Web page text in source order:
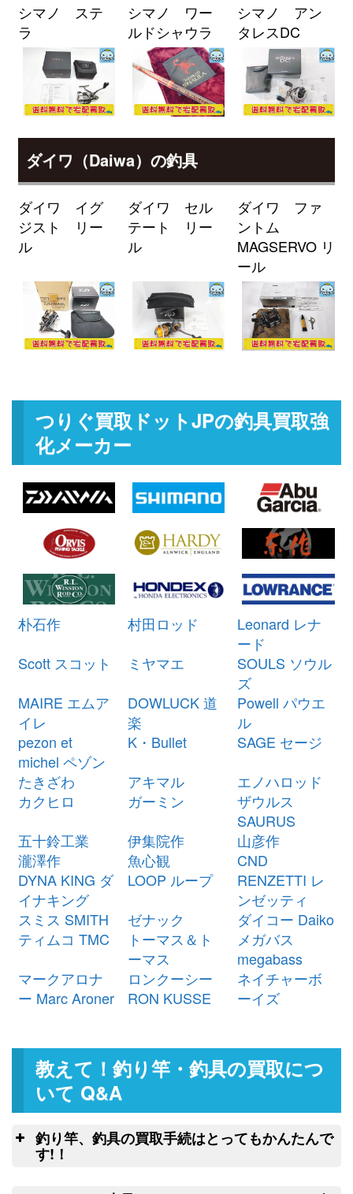
turi20260403
（2026/04/30迄）
ダイワ ロッド モアザン ワイズメ
ン AGS 130M-4 未使用
釣具買取クーポン
g-
turi20260404（2026/04/30迄）
24,000円
2026/04/04
ダイワ ロッド 25 モアザン 106M
J 未使用
釣具買取クーポン g-
turi20260405（2026/04/30迄）
24,000円
2026/04/04
ミヤマエ 電動リール コマンド X-
9SP 12V 未使用
釣具買取クーポン turi20260307-
60,000円
2026/03/07
ミヤマエ 電動リール ハイパワー
コマンド X6HP 12V 未使用
釣具買取クーポン
turi20260307-
02（2026/03/31迄）
24,000円
2026/03/07
釣具買取クーポンturi20260307-
（2026/03/31迄）
ミヤマエ 電動リール コマンド X6
12V 未使用
釣具買取クーポン
turi20260307-
04（2026/03/31迄）
2026/03/07
ミヤマエ 電動リール ハイパワー
コマンド X5 CX-5 12V 未使用
釣具買取クーポン
05（2026/03/31迄）
21,000円
2026/03/07
シマノ ベイトリール 21 アンタレ
スDC XG 左 未使用
turi20260301
（2026/03/31迄）
28,500円
2026/03/07
スDC MD XG 右 未使用
釣具買取クーポンg-
turi20260302
（2026/03/31迄）
27,000円
2026/03/07
シマノ ベイトリール 20 カルカッ
タ コンクエスト DC 201HG 左 未
使用
turi20260303
（2026/03/31迄）
2026/03/07
シマノ ベイトリール 22 エクスセ
ンス DC XG 右 未使用
釣具買取クーポン
turi20260304
（2026/03/31迄）
24,000円
2026/03/07
シマノ ベイトリール 25 アルデバ
ラン DC 31XG 左 未使用
釣具買取クーポンg-
turi20260305（2026/03/31迄）
23,500円
2026/03/07
釣具買取クーポンg-
turi20260301 （2026/03/31迄）
2026/03/07
ダイワ ヘラ竿 枯法師N 13尺 未使
釣具買取クーポン
g-
turi20260302（2026/03/31迄）
ダイワ ヘラ竿 枯法師N 11尺 未使
シマノ ステ
ラ
シマノ ワー
ルドシャウラ
シマノ アン
タレスDC
ダイワ（Daiwa）の釣具
ダイワ イグ
ジスト リー
ル
ダイワ セル
テート リー
ル
ダイワ ファ
ントム
MAGSERVO リ
ール
つりぐ買取ドットJPの釣具買取強
化メーカー
朴石作 村田ロッド
Leonard レナ
ード
Scott スコット
ミヤマエ
SOULS ソウル
ズ
MAIRE エムア
イレ
DOWLUCK 道
楽
Powell パウエ
ル
pezon et
michel ペゾン
K・Bullet
SAGE セージ
たきざわ
アキマル
エノハロッド
カクヒロ
ガーミン
ザウルス
SAURUS
五十鈴工業
伊集院作
山彦作
瀧澤作
魚心観
CND
DYNA KING ダ
イナキング
LOOP ループ
RENZETTI レ
ンゼッティ
スミス SMITH
ゼナック
ダイコー Daiko
ティムコ TMC
トーマス＆ト
ーマス
メガバス
megabass
マークアロナ
ー Marc Aroner
ロンクーシー
RON KUSSE
ネイチャーボ
ーイズ
教えて！釣り竿・釣具の買取につ
いて Q&A
釣り竿、釣具の買取手続はとってもかんたんで
す!！